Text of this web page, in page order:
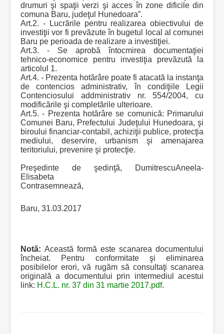
drumuri şi spaţii verzi şi acces în zone dificile din
comuna Baru, judeţul Hunedoara”.
Art.2. - Lucrările pentru realizarea obiectivului de
investiţii vor fi prevăzute în bugetul local al comunei
Baru pe perioada de realizare a investiţiei.
Art.3. - Se aprobă întocmirea documentaţiei
tehnico-economice pentru investiţia prevăzută la
articolul 1.
Art.4. - Prezenta hotărâre poate fi atacată la instanţa
de contencios administrativ, în condiţiile Legii
Contenciosului addministrativ nr. 554/2004, cu
modificările şi completările ulterioare.
Art.5. - Prezenta hotărâre se comunică: Primarului
Comunei Baru, Prefectului Judeţului Hunedoara, şi
biroului financiar-contabil, achiziţii publice, protecţia
mediului, deservire, urbanism şi amenajarea
teritoriului, prevenire şi protecţie.
Preşedinte de şedinţă,
DumitrescuAneela-
Elisabeta
Contrasemnează,
Baru, 31.03.2017
Notă: Această formă este scanarea documentului
încheiat. Pentru conformitate şi eliminarea
posibilelor erori, vă rugăm să consultaţi scanarea
originală a documentului prin intermediul acestui
link: H.C.L. nr. 37 din 31 martie 2017.pdf.